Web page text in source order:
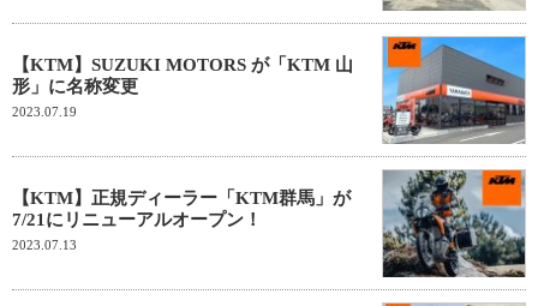
【KTM】SUZUKI MOTORS が「KTM 山
形」に名称変更
2023.07.19
【KTM】正規ディーラー「KTM群馬」が
7/21にリニューアルオープン！
2023.07.13